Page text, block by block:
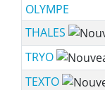
OLYMPE
THALES
TRYO
TEXTO